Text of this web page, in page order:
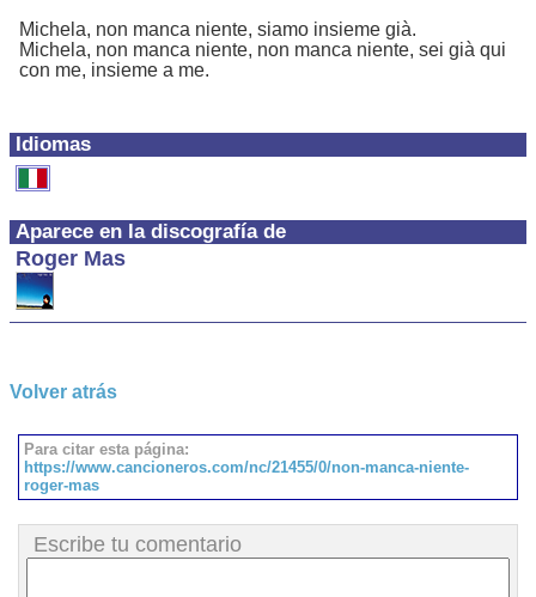
Idiomas
Aparece en la discografía de
Roger Mas
Michela, non manca niente, siamo insieme già.
Michela, non manca niente, non manca niente, sei già qui
con me, insieme a me.
Volver atrás
Para citar esta página:
https://www.cancioneros.com/nc/21455/0/non-manca-niente-
roger-mas
Escribe tu comentario